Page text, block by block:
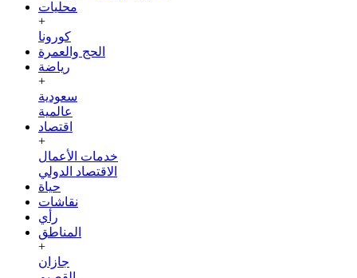
محليات
+
كورونا
الحج والعمرة
رياضة
+
سعودية
عالمية
اقتصاد
+
خدمات الأعمال
الاقتصاد الدولي
حياة
نقاشات
رأي
المناطق
+
جازان